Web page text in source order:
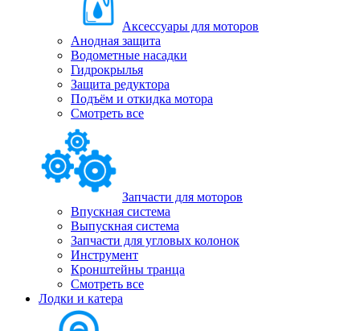
Аксессуары для моторов
Анодная защита
Водометные насадки
Гидрокрылья
Защита редуктора
Подъём и откидка мотора
Смотреть все
Запчасти для моторов
Впускная система
Выпускная система
Запчасти для угловых колонок
Инструмент
Кронштейны транца
Смотреть все
Лодки и катера